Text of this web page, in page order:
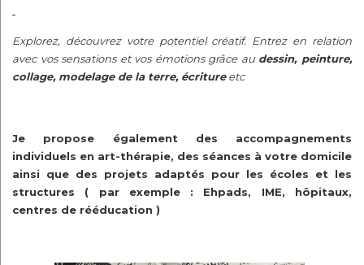
Explorez, découvrez votre potentiel créatif. Entrez en relation
avec vos sensations et vos émotions grâce au dessin, peinture,
collage, modelage de la terre, écritureetc
Je propose également des accompagnements
individuels en art-thérapie, des séances à votre domicile
ainsi que des projets adaptés pour les écoles et les
structures ( par exemple : Ehpads, IME, hôpitaux,
centres de rééducation )